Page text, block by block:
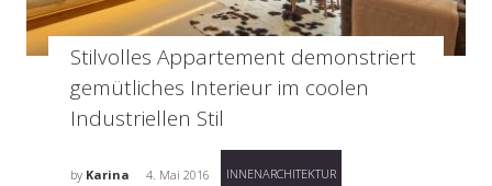
Stilvolles Appartement demonstriert
gemütliches Interieur im coolen
Industriellen Stil
by Karina 4. Mai 2016 INNENARCHITEKTUR